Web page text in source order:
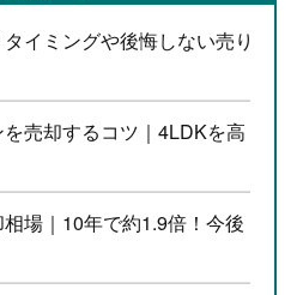
イミングや後悔しない売り
売却するコツ｜4LDKを高
場｜10年で約1.9倍！今後